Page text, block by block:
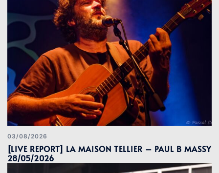
03/08/2026
[LIVE REPORT] LA MAISON TELLIER – PAUL B MASSY
28/05/2026